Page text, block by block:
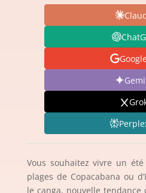
Vous souhaitez vivre un
plages de Copacabana ou
le canga, nouvelle tendance